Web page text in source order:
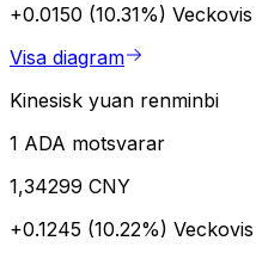
+0.0150 (10.31%) Veckovis
Visa diagram
Kinesisk yuan renminbi
1 ADA motsvarar
1,34299 CNY
+0.1245 (10.22%) Veckovis